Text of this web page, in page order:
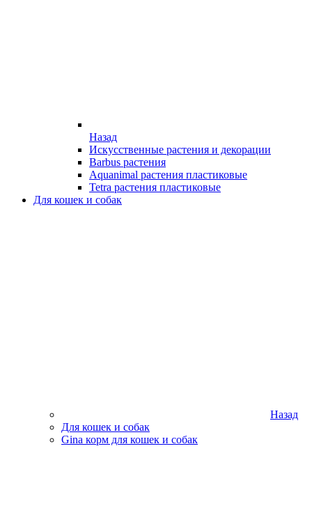
Назад
Искусственные растения и декорации
Barbus растения
Aquanimal растения пластиковые
Tetra растения пластиковые
Для кошек и собак
Назад
Для кошек и собак
Gina корм для кошек и собак